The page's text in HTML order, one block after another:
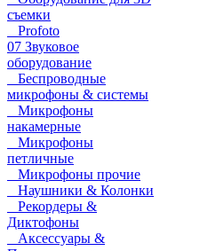
съемки
Profoto
07 Звуковое
оборудование
Беспроводные
микрофоны & системы
Микрофоны
накамерные
Микрофоны
петличные
Микрофоны прочие
Наушники & Колонки
Рекордеры &
Диктофоны
Аксессуары &